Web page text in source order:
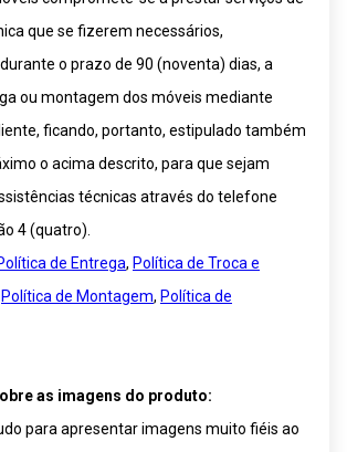
que se fizerem necessários,
o prazo de 90 (noventa) dias, a
ou montagem dos móveis mediante
ficando, portanto, estipulado também
o acima descrito, para que sejam
técnicas através do telefone
4 (quatro).
de Entrega, Política de Troca e
Política de Montagem, Política de
as imagens do produto:
para apresentar imagens muito fiéis ao